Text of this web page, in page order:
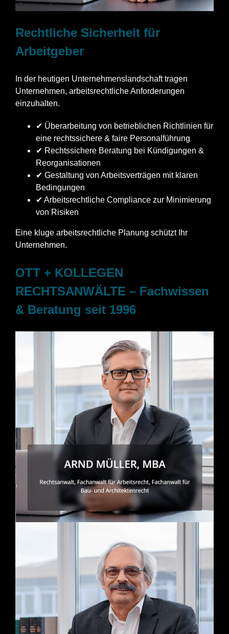
Rechtliche Sicherheit für
Arbeitgeber
In der heutigen Unternehmenslandschaft tragen
Unternehmen, arbeitsrechtliche Anforderungen
einzuhalten.
✔ Überarbeitung von betrieblichen Richtlinien für
eine rechtssichere & faire Personalführung
✔ Rechtssichere Beratung bei Kündigungen &
Reorganisationen
✔ Gestaltung von Arbeitsverträgen mit klaren
Bedingungen
✔ Arbeitsrechtliche Compliance zur Minimierung
von Risiken
Eine kluge arbeitsrechtliche Planung schützt Ihr
Unternehmen.
OTT + KOLLEGEN
RECHTSANWÄLTE – Fachwissen
& Beratung seit 1996